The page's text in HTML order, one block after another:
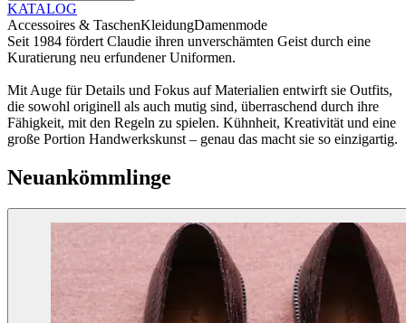
KATALOG
Accessoires & TaschenKleidungDamenmode
Seit 1984 fördert Claudie ihren unverschämten Geist durch eine
Kuratierung neu erfundener Uniformen.
Mit Auge für Details und Fokus auf Materialien entwirft sie Outfits,
die sowohl originell als auch mutig sind, überraschend durch ihre
Fähigkeit, mit den Regeln zu spielen. Kühnheit, Kreativität und eine
große Portion Handwerkskunst – genau das macht sie so einzigartig.
Neuankömmlinge